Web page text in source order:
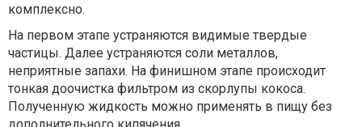
комплексно.
На первом этапе устраняются видимые твердые
частицы. Далее устраняются соли металлов,
неприятные запахи. На финишном этапе происходит
тонкая доочистка фильтром из скорлупы кокоса.
Полученную жидкость можно применять в пищу без